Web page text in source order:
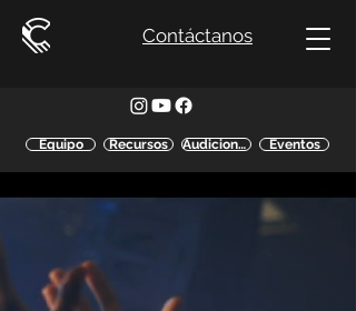
Contáctanos
Equipo Recursos Audiciones Eventos